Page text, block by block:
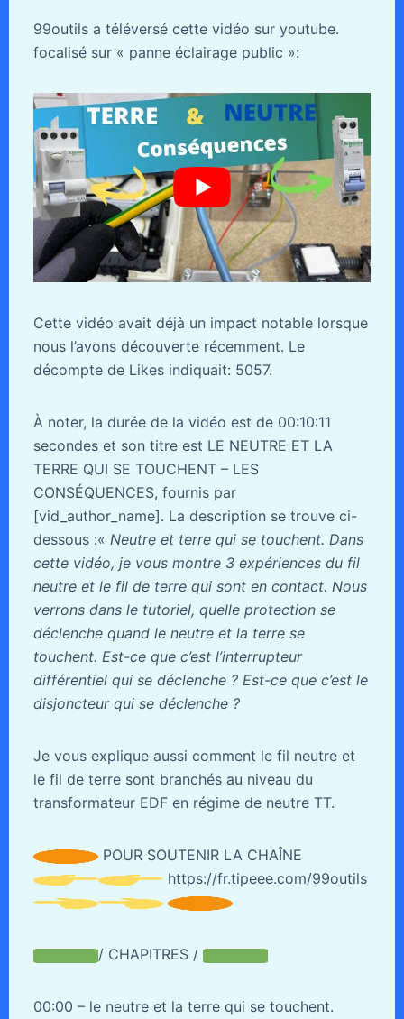
99outils a téléversé cette vidéo sur youtube.
focalisé sur « panne éclairage public »:
Cette vidéo avait déjà un impact notable lorsque
nous l’avons découverte récemment. Le
décompte de Likes indiquait: 5057.
À noter, la durée de la vidéo est de 00:10:11
secondes et son titre est LE NEUTRE ET LA
TERRE QUI SE TOUCHENT – LES
CONSÉQUENCES, fournis par
[vid_author_name]. La description se trouve ci-
dessous :« Neutre et terre qui se touchent. Dans
cette vidéo, je vous montre 3 expériences du fil
neutre et le fil de terre qui sont en contact. Nous
verrons dans le tutoriel, quelle protection se
déclenche quand le neutre et la terre se
touchent. Est-ce que c’est l’interrupteur
différentiel qui se déclenche ? Est-ce que c’est le
disjoncteur qui se déclenche ?
Je vous explique aussi comment le fil neutre et
le fil de terre sont branchés au niveau du
transformateur EDF en régime de neutre TT.
POUR SOUTENIR LA CHAÎNE
https://fr.tipeee.com/99outils
/ CHAPITRES /
00:00 – le neutre et la terre qui se touchent.